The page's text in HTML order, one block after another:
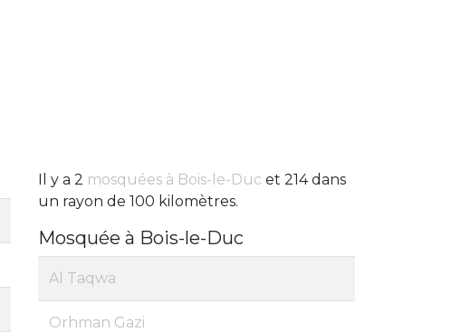
Il y a 2 mosquées à Bois-le-Duc et 214 dans
un rayon de 100 kilomètres.
Mosquée à Bois-le-Duc
Al Taqwa
Orhman Gazi